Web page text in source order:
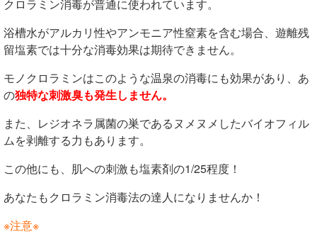
クロラミン消毒が普通に使われています。
浴槽水がアルカリ性やアンモニア性窒素を含む場合、遊離残
留塩素では十分な消毒効果は期待できません。
モノクロラミンはこのような温泉の消毒にも効果があり 、あ
の独特な刺激臭も発生しません。
また、レジオネラ属菌の巣である ヌメヌメ したバイオフィル
ムを剥離する力もあります。
この他にも、 肌への刺激も塩素剤の1/25程度！
あなたもクロラミン消毒法の達人になりませんか！
※注意※